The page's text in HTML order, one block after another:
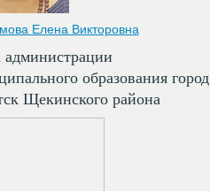
Елена Викторовна
администрации
образования город
Щекинского района